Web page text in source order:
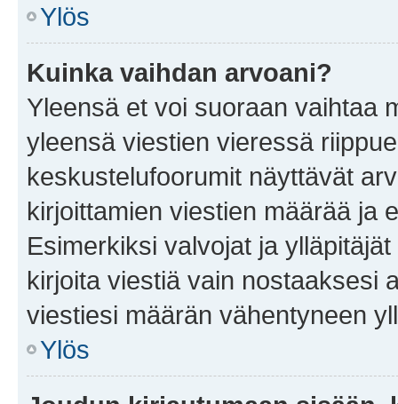
Ylös
Kuinka vaihdan arvoani?
Yleensä et voi suoraan vaihtaa
yleensä viestien vieressä
keskustelufoorumit näyttävät
kirjoittamien viestien määrää ja
Esimerkiksi valvojat ja
kirjoita viestiä vain nostaaksesi
viestiesi määrän vähentyneen
Ylös